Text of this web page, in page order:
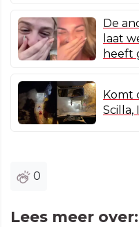
De
laat
heeft
Komt
Scilla,
0
Lees meer over: